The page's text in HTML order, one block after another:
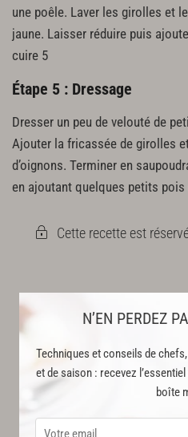
N’EN PERDEZ
Techniques et conseils de
et de saison : recevez
boîte
une poêle. Laver les girolles et
jaune. Laisser réduire puis
cuire 5
Étape 5 : Dressage
Dresser un peu de velouté de
Ajouter la fricassée de girolles
d’oignons. Terminer en
en ajoutant quelques petits pois
Cette recette est